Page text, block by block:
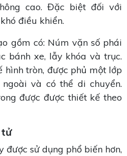
cao. Đặc biệt đối với
điều khiển.
gồm có: Núm vặn số phái
bánh xe, lẫy khóa và trục.
tròn, được phủ một lớp
và có thể di chuyển.
được được thiết kế theo
tử
được sử dụng phổ biến hơn,